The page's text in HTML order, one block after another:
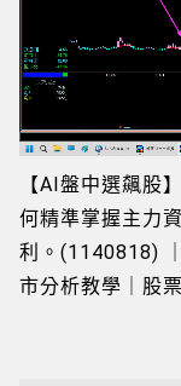
11.09%
【AI盤中選飆股
何精準掌握主力
利。(1140818)
市分析教學｜股